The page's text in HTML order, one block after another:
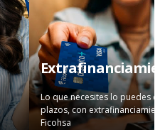
Lo que necesites lo puedes
plazos, con
Ficohsa